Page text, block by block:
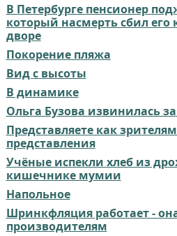
В Петербурге пенсионер
который насмерть сбил его
дворе
Покорение пляжа
Вид с высоты
В динамике
Ольга Бузова извинилась
Представляете как
представления
Учёные испекли хлеб из
кишечнике мумии
Напольное
Шринкфляция работает -
производителям